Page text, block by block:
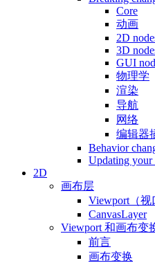
Core
动画
2D
3D
GUI
物理学
渲染
导航
网络
编辑器
Behavior
Updating your
2D
画布层
Viewport（视
CanvasLayer
Viewport 和画布变
前言
画布变换